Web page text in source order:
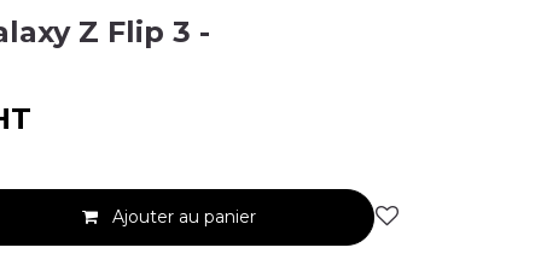
Z Flip 3 -
Ajouter au panier